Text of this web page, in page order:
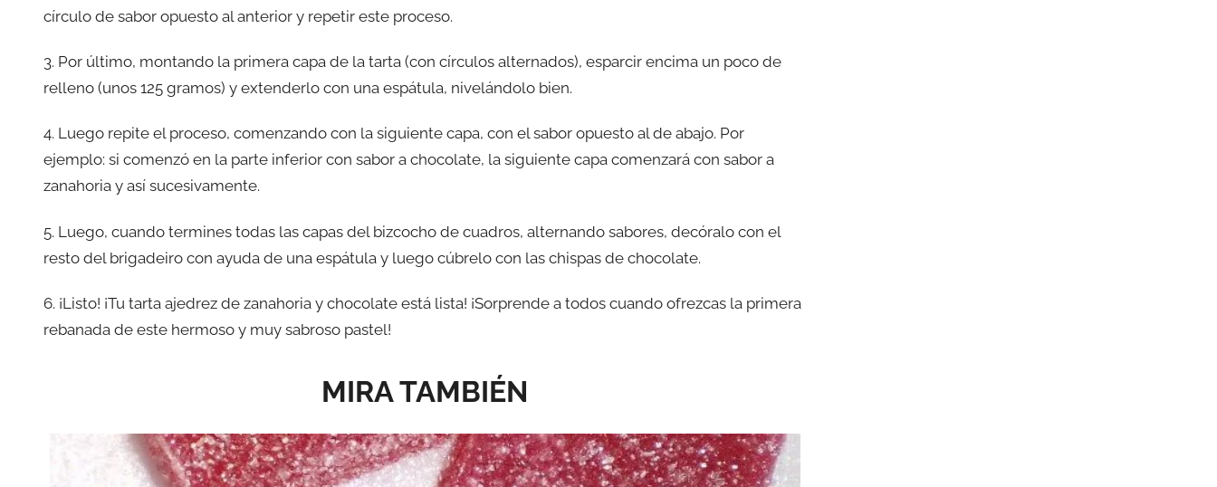
círculo de sabor opuesto al anterior y repetir este proceso.
3. Por último, montando la primera capa de la tarta (con círculos alternados), esparcir encima un poco de
relleno (unos 125 gramos) y extenderlo con una espátula, nivelándolo bien.
4. Luego repite el proceso, comenzando con la siguiente capa, con el sabor opuesto al de abajo. Por
ejemplo: si comenzó en la parte inferior con sabor a chocolate, la siguiente capa comenzará con sabor a
zanahoria y así sucesivamente.
5. Luego, cuando termines todas las capas del bizcocho de cuadros, alternando sabores, decóralo con el
resto del brigadeiro con ayuda de una espátula y luego cúbrelo con las chispas de chocolate.
6. ¡Listo! ¡Tu tarta ajedrez de zanahoria y chocolate está lista! ¡Sorprende a todos cuando ofrezcas la primera
rebanada de este hermoso y muy sabroso pastel!
MIRA TAMBIÉN